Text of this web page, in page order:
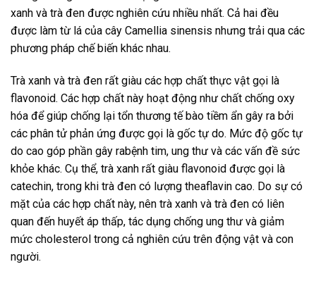
xanh và trà đen được nghiên cứu nhiều nhất. Cả hai đều
được làm từ lá của cây Camellia sinensis nhưng trải qua các
phương pháp chế biến khác nhau.
Trà xanh và trà đen rất giàu các hợp chất thực vật gọi là
flavonoid. Các hợp chất này hoạt động như chất chống oxy
hóa để giúp chống lại tổn thương tế bào tiềm ẩn gây ra bởi
các phân tử phản ứng được gọi là gốc tự do. Mức độ gốc tự
do cao góp phần gây rabệnh tim, ung thư và các vấn đề sức
khỏe khác. Cụ thể, trà xanh rất giàu flavonoid được gọi là
catechin, trong khi trà đen có lượng theaflavin cao. Do sự có
mặt của các hợp chất này, nên trà xanh và trà đen có liên
quan đến huyết áp thấp, tác dụng chống ung thư và giảm
mức cholesterol trong cả nghiên cứu trên động vật và con
người.